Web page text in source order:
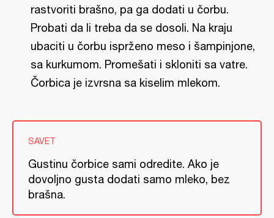
rastvoriti brašno, pa ga dodati u čorbu.
Probati da li treba da se dosoli. Na kraju
ubaciti u čorbu isprženo meso i šampinjone,
sa kurkumom. Promešati i skloniti sa vatre.
Čorbica je izvrsna sa kiselim mlekom.
SAVET
Gustinu čorbice sami odredite. Ako je
dovoljno gusta dodati samo mleko, bez
brašna.